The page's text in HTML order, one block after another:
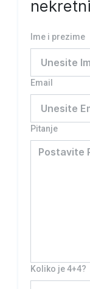
Ime i prezime
Email
Pitanje
Koliko je 4+4?